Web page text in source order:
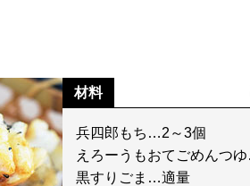
材料
兵四郎もち…2～3個
えろーうもおてごめんつ
黒すりごま…適量